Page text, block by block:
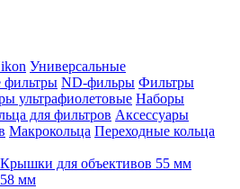
Универсальные
фильтры ND-фильры Фильтры
ультрафиолетовые Наборы
для фильтров Аксессуары
Макрокольца Переходные кольца
Крышки для объективов 55 мм
мм